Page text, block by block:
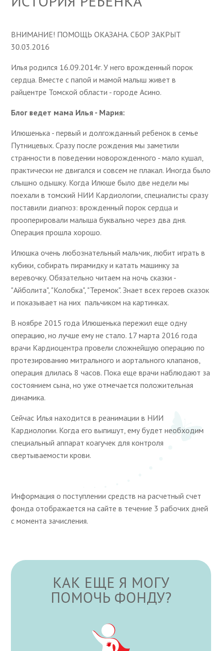
ВНИМАНИЕ! ПОМОЩЬ ОКАЗАНА. СБОР ЗАКРЫТ
30.03.2016
Илья родился 16.09.2014г. У него врожденный порок
сердца. Вместе с папой и мамой малыш живет в
райцентре Томской области - городе Асино.
Блог ведет мама Илья - Мария:
Илюшенька - первый и долгожданный ребенок в семье
Путницевых. Сразу после рождения мы заметили
странности в поведении новорожденного - мало кушал,
практически не двигался и совсем не плакал. Иногда было
слышно одышку. Когда Илюше было две недели мы
поехали в томский НИИ Кардиологии, специалисты сразу
поставили диагноз: врожденный порок сердца и
прооперировали малыша буквально через два дня.
Операция прошла хорошо.
Илюшка очень любознательный мальчик, любит играть в
кубики, собирать пирамидку и катать машинку за
веревочку. Обязательно читаем на ночь сказки -
"Айболита", "Колобка", "Теремок". Знает всех героев сказок
и показывает на них пальчиком на картинках.
В ноябре 2015 года Илюшенька пережил еще одну
операцию, но лучше ему не стало. 17 марта 2016 года
врачи Кардиоцентра провели сложнейшую операцию по
протезированию митрального и аортального клапанов,
операция длилась 8 часов. Пока еще врачи наблюдают за
состоянием сына, но уже отмечается положительная
динамика.
Сейчас Илья находится в реанимации в НИИ
Кардиологии. Когда его выпишут, ему будет необходим
специальный аппарат коагучек для контроля
свертываемости крови.
Информация о поступлении средств на расчетный счет
фонда отображается на сайте в течение 3 рабочих дней
с момента зачисления.
КАК ЕЩЕ Я МОГУ
ПОМОЧЬ ФОНДУ?